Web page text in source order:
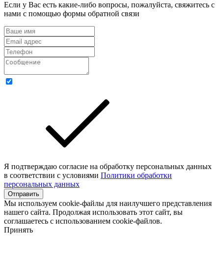
Если у Вас есть какие-либо вопросы, пожалуйста, свяжитесь с
нами с помощью формы обратной связи
Я подтверждаю согласие на обработку персональных данных
в соответствии с условиями Политики обработки
персональных данных
Отправить
Мы используем cookie-файлы для наилучшего представления
нашего сайта. Продолжая использовать этот сайт, вы
соглашаетесь с использованием cookie-файлов.
Принять